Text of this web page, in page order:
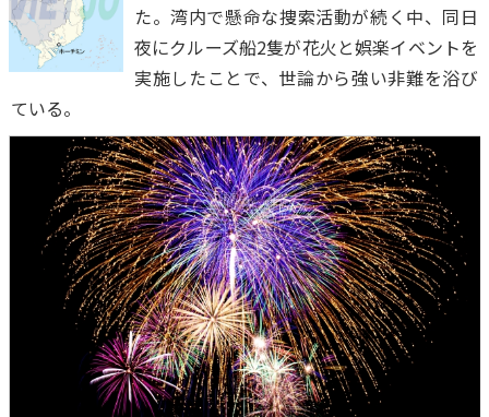
た。湾内で懸命な捜索活動が続く中、同日
夜にクルーズ船2隻が花火と娯楽イベントを
実施したことで、世論から強い非難を浴び
ている。